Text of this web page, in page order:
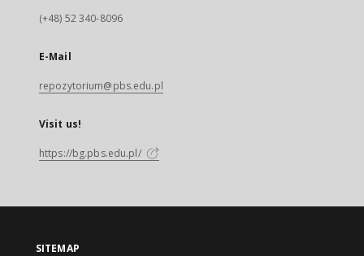
(+48) 52 340-8096
E-Mail
repozytorium@pbs.edu.pl
Visit us!
https://bg.pbs.edu.pl/
SITEMAP